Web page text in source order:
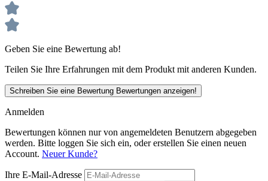
Geben Sie eine Bewertung ab!
Teilen Sie Ihre Erfahrungen mit dem Produkt mit anderen Kunden.
Schreiben Sie eine Bewertung Bewertungen anzeigen!
Anmelden
Bewertungen können nur von angemeldeten Benutzern abgegeben
werden. Bitte loggen Sie sich ein, oder erstellen Sie einen neuen
Account. Neuer Kunde?
Ihre E-Mail-Adresse